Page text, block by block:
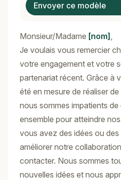
Envoyer ce modèle
Monsieur/Madame [nom] ,
Je voulais vous remercier
votre engagement et votre
partenariat récent. Grâce à
été en mesure de réaliser
nous sommes impatients
ensemble pour atteindre
vous avez des idées ou
améliorer notre
contacter. Nous sommes
nouvelles idées et nous